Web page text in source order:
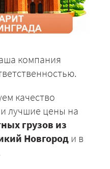
компания
качество
лучшие цены на
грузов из
Новгороди в